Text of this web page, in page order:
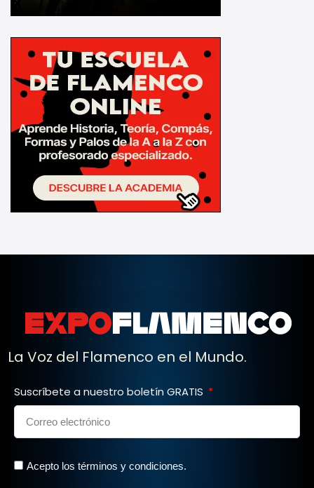
La Voz del Flamenco en el Mundo.
Suscríbete a nuestro boletín GRATIS
Acepto los términos y condiciones.